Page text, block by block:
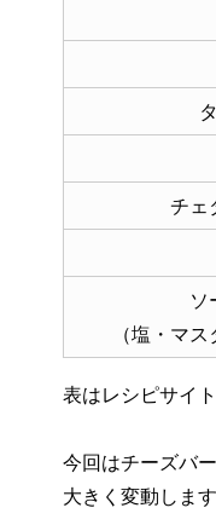
チェ
ソ
（塩・マ
表はレシピサイ
今回はチーズバ
大きく変動しま